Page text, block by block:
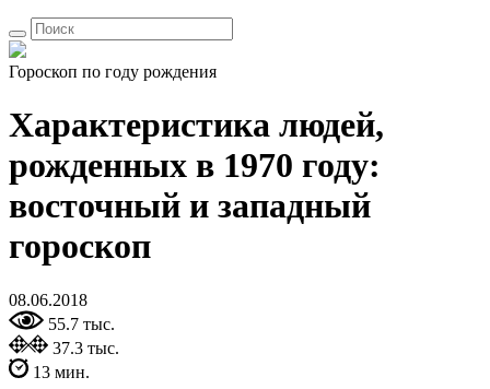
Гороскоп по году рождения
Характеристика людей,
рожденных в 1970 году:
восточный и западный
гороскоп
08.06.2018
55.7 тыс.
37.3 тыс.
13 мин.